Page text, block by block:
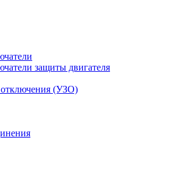
защиты двигателя
отключения (УЗО)